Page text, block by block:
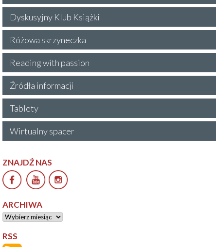
Dyskusyjny Klub Książki
Różowa skrzyneczka
Reading with passion
Źródła informacji
Tablety
Wirtualny spacer
ZNAJDŹ NAS
ARCHIWA
Archiwa
RSS